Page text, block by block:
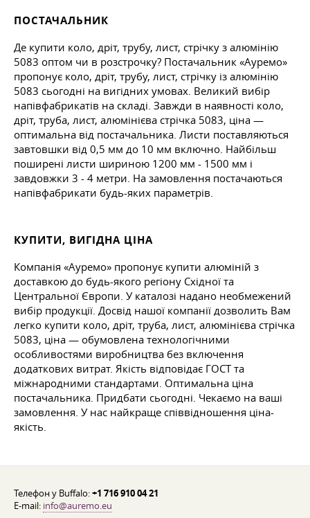
ПОСТАЧАЛЬНИК
Де купити коло, дріт, трубу, лист, стрічку з алюмінію
5083 оптом чи в розстрочку? Постачальник «Ауремо»
пропонує коло, дріт, трубу, лист, стрічку із алюмінію
5083 сьогодні на вигідних умовах. Великий вибір
напівфабрикатів на складі. Завжди в наявності коло,
дріт, труба, лист, алюмінієва стрічка 5083, ціна —
оптимальна від постачальника. Листи поставляються
завтовшки від 0,5 мм до 10 мм включно. Найбільш
поширені листи шириною 1200 мм - 1500 мм і
завдовжки 3 - 4 метри. На замовлення постачаються
напівфабрикати будь-яких параметрів.
КУПИТИ, ВИГІДНА ЦІНА
Компанія «Ауремо» пропонує купити алюміній з
доставкою до будь-якого регіону Східної та
Центральної Європи. У каталозі надано необмежений
вибір продукції. Досвід нашої компанії дозволить Вам
легко купити коло, дріт, труба, лист, алюмінієва стрічка
5083, ціна — обумовлена технологічними
особливостями виробництва без включення
додаткових витрат. Якість відповідає ГОСТ та
міжнародними стандартами. Оптимальна ціна
постачальника. Придбати сьогодні. Чекаємо на ваші
замовлення. У нас найкраще співвідношення ціна-
якість.
Телефон у Buffalo:+1 716 910 04 21
E-mail: info@auremo.eu